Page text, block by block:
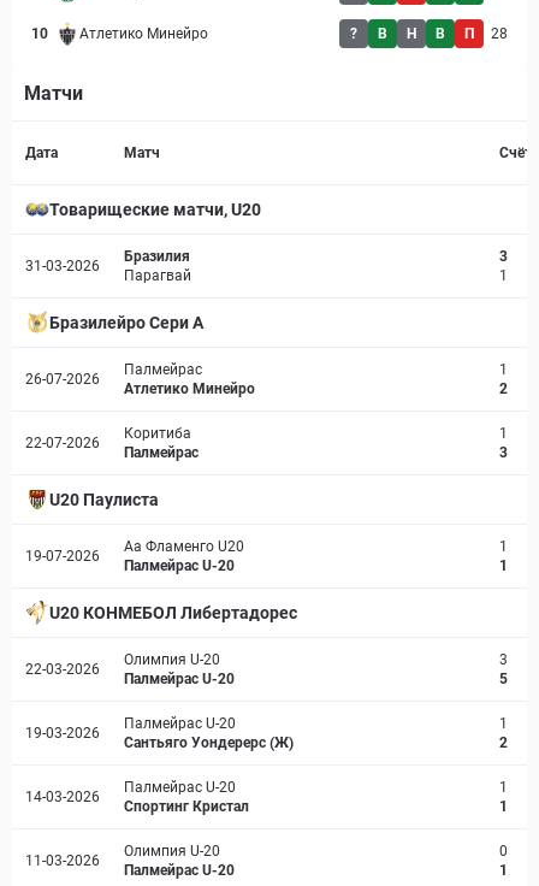
10 Атлетико Минейро ? В Н В П 28
Матчи
Дата Матч Счёт
Товарищеские матчи, U20
31-03-2026
Бразилия
Парагвай
3
1
Бразилейро Сери A
26-07-2026
Палмейрас
Атлетико Минейро
1
2
22-07-2026
Коритиба
Палмейрас
1
3
U20 Паулиста
19-07-2026
Аа Фламенго U20
Палмейрас U-20
1
1
U20 КОНМЕБОЛ Либертадорес
22-03-2026
Олимпия U-20
Палмейрас U-20
3
5
19-03-2026
Палмейрас U-20
Сантьяго Уондерерс (Ж)
1
2
14-03-2026
Палмейрас U-20
Спортинг Кристал
1
1
11-03-2026
Олимпия U-20
Палмейрас U-20
0
1